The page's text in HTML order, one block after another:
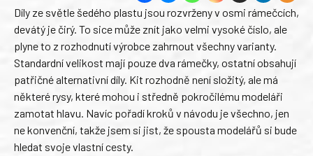
Díly ze světle šedého plastu jsou rozvrženy v osmi rámečcích,
devátý je čirý. To sice může znít jako velmi vysoké číslo, ale
plyne to z rozhodnutí výrobce zahrnout všechny varianty.
Standardní velikost mají pouze dva rámečky, ostatní obsahují
patřičné alternativní díly. Kit rozhodně není složitý, ale má
některé rysy, které mohou i středně pokročilému modeláři
zamotat hlavu. Navíc pořadí kroků v návodu je všechno, jen
ne konvenční, takže jsem si jist, že spousta modelářů si bude
hledat svoje vlastní cesty.